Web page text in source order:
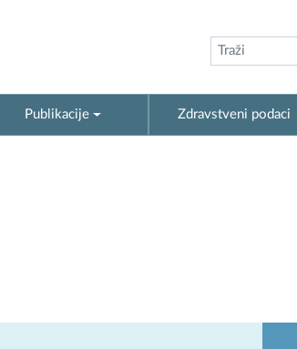
Publikacije Zdravstveni podaci